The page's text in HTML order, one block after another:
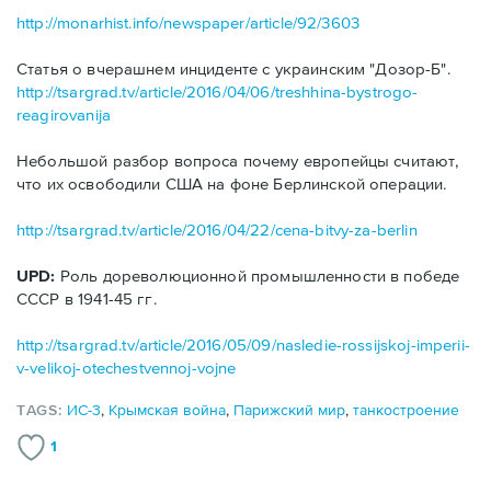
http://monarhist.info/newspaper/article/92/3603
Статья о вчерашнем инциденте с украинским "Дозор-Б".
http://tsargrad.tv/article/2016/04/06/treshhina-bystrogo-
reagirovanija
Небольшой разбор вопроса почему европейцы считают,
что их освободили США на фоне Берлинской операции.
http://tsargrad.tv/article/2016/04/22/cena-bitvy-za-berlin
UPD: Роль дореволюционной промышленности в победе
СССР в 1941-45 гг.
http://tsargrad.tv/article/2016/05/09/nasledie-rossijskoj-imperii-
v-velikoj-otechestvennoj-vojne
TAGS: ИС-3, Крымская война, Парижский мир,танкостроение
1